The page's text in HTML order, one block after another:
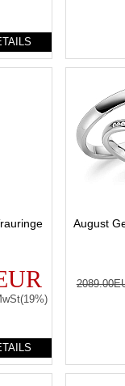
August